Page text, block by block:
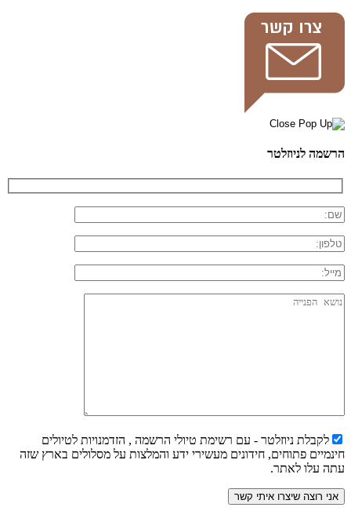
הרשמה לניוזלטר
לקבלת ניוזלטר - עם רשימת טיולי הרשמה , הזדמנויות לטיולים
חינמיים פתוחים, חידונים מעשירי ידע והמלצות על מסלולים בארץ שזה
עתה עלו לאתר.